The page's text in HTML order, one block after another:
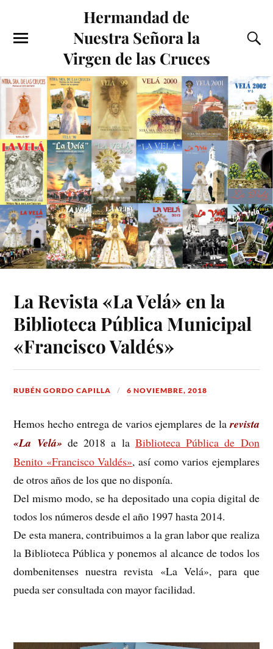
Hermandad de
Nuestra Señora la
Virgen de las Cruces
La Revista «La Velá» en la
Biblioteca Pública Municipal
«Francisco Valdés»
RUBÉN GORDO CAPILLA 6 NOVIEMBRE, 2018
Hemos hecho entrega de varios ejemplares de larevista
«La Velá» de 2018 a la Biblioteca Pública de Don
Benito «Francisco Valdés», así como varios ejemplares
de otros años de los que no disponía.
Del mismo modo, se ha depositado una copia digital de
todos los números desde el año 1997 hasta 2014.
De esta manera, contribuimos a la gran labor que realiza
la Biblioteca Pública y ponemos al alcance de todos los
dombenitenses nuestra revista «La Velá», para que
pueda ser consultada con mayor facilidad.